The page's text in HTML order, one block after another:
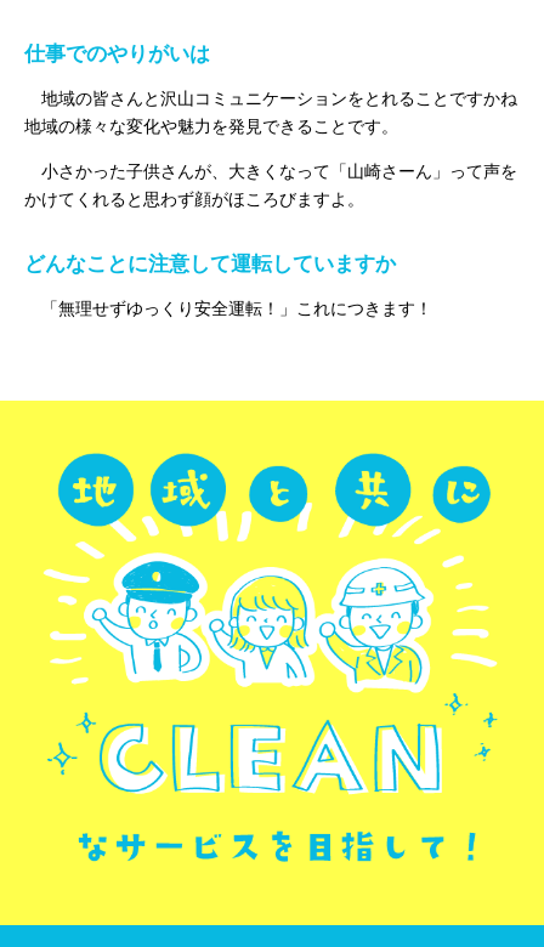
仕事でのやりがいは
地域の皆さんと沢山コミュニケーションをとれることですかね
地域の様々な変化や魅力を発見できることです。
小さかった子供さんが、大きくなって「山崎さーん」って声を
かけてくれると思わず顔がほころびますよ。
どんなことに注意して運転していますか
「無理せずゆっくり安全運転！」これにつきます！